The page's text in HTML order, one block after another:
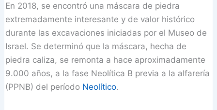
En 2018, se encontró una máscara de piedra
extremadamente interesante y de valor histórico
durante las excavaciones iniciadas por el Museo de
Israel. Se determinó que la máscara, hecha de
piedra caliza, se remonta a hace aproximadamente
9.000 años, a la fase Neolítica B previa a la alfarería
(PPNB) del período Neolítico.